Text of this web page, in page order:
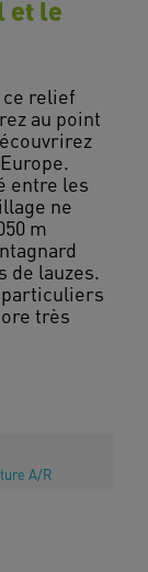
et le
ce relief
au point
entre les
ne
m
de lauzes.
très
A/R